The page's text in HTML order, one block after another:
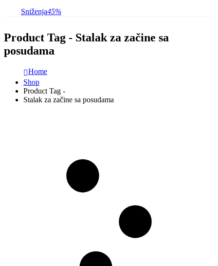
Sniženja45%
Product Tag - Stalak za začine sa
posudama
Home
Shop
Product Tag -
Stalak za začine sa posudama